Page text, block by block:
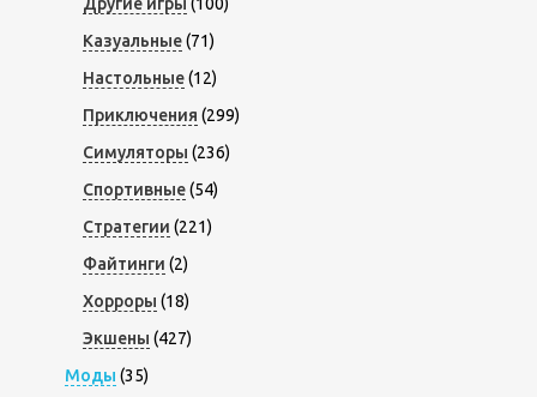
Казуальные(71)
Настольные(12)
Приключения (299)
Симуляторы (236)
Спортивные(54)
Стратегии (221)
Файтинги (2)
Хорроры (18)
Экшены (427)
Моды (35)